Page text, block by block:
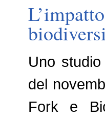
Uno
del
Fork e